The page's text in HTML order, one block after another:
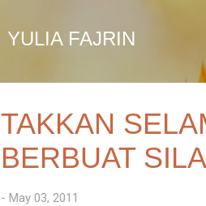
YULIA FAJRIN
TAKKAN
BERBUAT
- May 03, 2011